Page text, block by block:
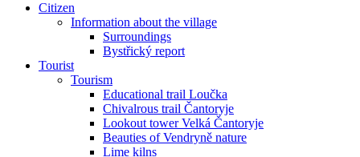
Citizen
Information about the village
Surroundings
Bystřický report
Tourist
Tourism
Educational trail Loučka
Chivalrous trail Čantoryje
Lookout tower Velká Čantoryje
Beauties of Vendryně nature
Lime kilns